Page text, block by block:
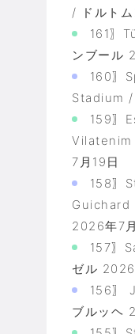
/ ドルトム
161〗
ンブール
160〗
Stadium /
159〗
7月19日
158〗
Guichard
2026年7
157〗
ゼル
156〗
ブルッヘ